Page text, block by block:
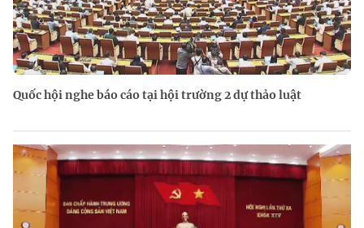
Quốc hội nghe báo cáo tại hội trường 2 dự thảo luật